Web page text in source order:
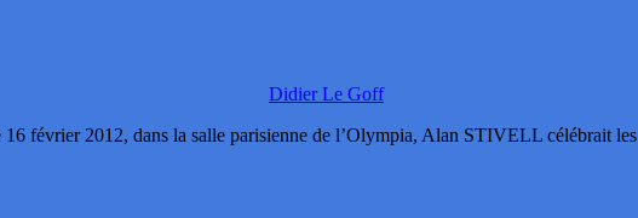
Didier Le Goff
2012, dans la salle parisienne de l’Olympia, Alan STIVELL célébrait les